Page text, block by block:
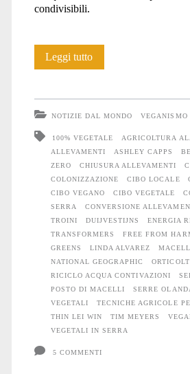
condivisibili.
Leggi tuttoE’
serre
al
posto
dei
mattatoi
NOTIZIE DAL MONDO VEGANISMO
100% VEGETALE
AGRICOLTURA
ALLEVAMENTI
ASHLEY CAPPS
ZERO
CHIUSURA ALLEVAMENTI
COLONIZZAZIONE
CIBO LOCALE
CIBO VEGANO
CIBO VEGETALE
SERRA
CONVERSIONE
TROINI
DUIJVESTIJNS ENERGIA
TRANSFORMERS
FREE FROM
GREENS
LINDA ALVAREZ
NATIONAL GEOGRAPHIC
RICICLO ACQUA CONTIVAZIONI
POSTO DI MACELLI
SERRE
VEGETALI
TECNICHE AGRICOLE
THIN LEI WIN
TIM MEYERS
VEGETALI IN SERRA
5 COMMENTI